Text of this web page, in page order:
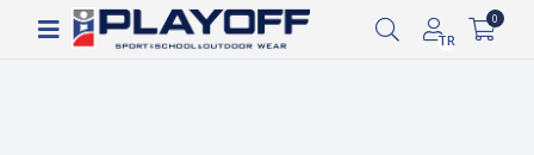
Siparişin 2-8 iş günü arasında kargoya verilecektir.
TR
0
Filtrele